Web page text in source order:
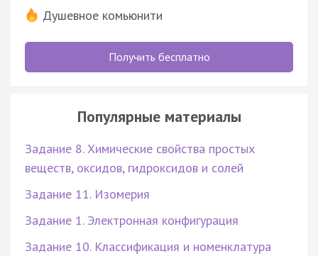
Душевное комьюнити
Получить бесплатно
Популярные материалы
Задание 8. Химические свойства простых
веществ, оксидов, гидроксидов и солей
Задание 11. Изомерия
Задание 1. Электронная конфигурация
Задание 10. Классификация и номенклатура